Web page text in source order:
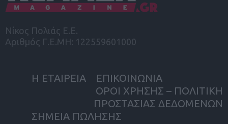
Νίκος Πολιάς Ε.Ε.
Αριθμός Γ.Ε.ΜΗ: 122559601000
Η ΕΤΑΙΡΕΙΑ
ΕΠΙΚΟΙΝΩΝΙΑ
ΟΡΟΙ ΧΡΗΣΗΣ – ΠΟΛΙΤΙΚΗ
ΠΡΟΣΤΑΣΙΑΣ ΔΕΔΟΜΕΝΩΝ
ΣΗΜΕΙΑ ΠΩΛΗΣΗΣ